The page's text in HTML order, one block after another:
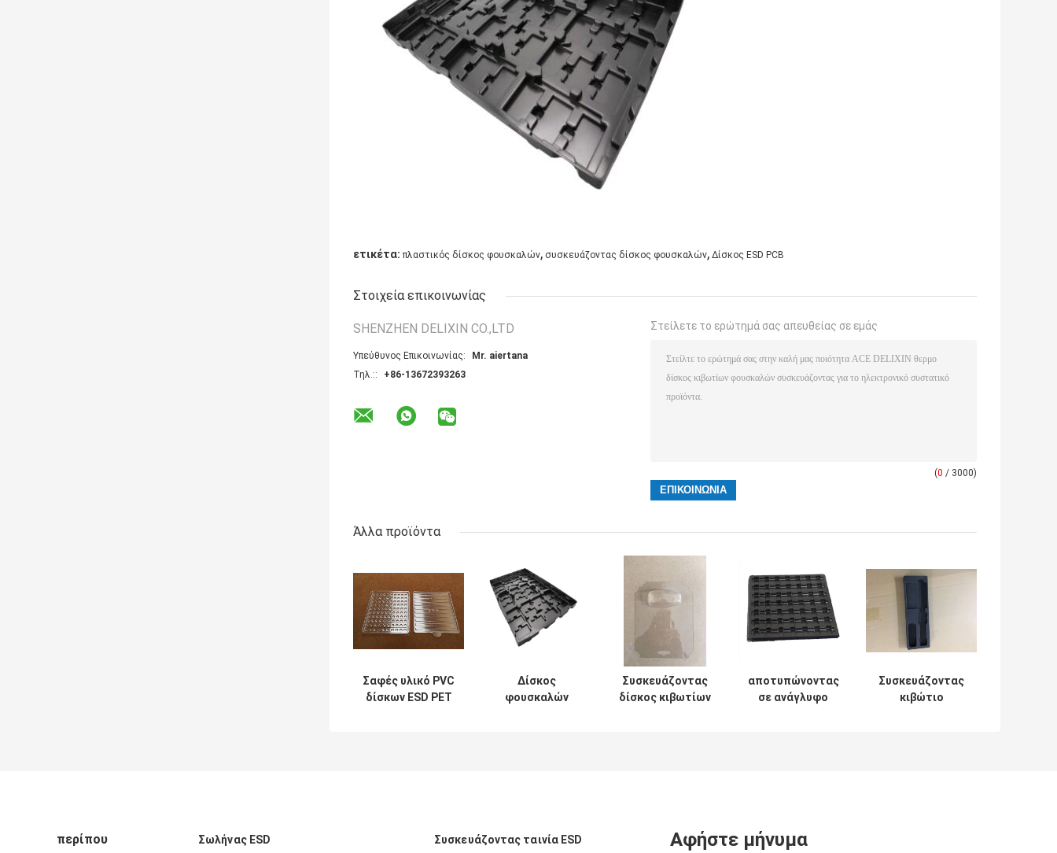
ετικέτα: πλαστικός δίσκος φουσκαλών, συσκευάζοντας δίσκος φουσκαλών, Δίσκος ESD PCB
Στοιχεία επικοινωνίας
SHENZHEN DELIXIN CO.,LTD
Υπεύθυνος Επικοινωνίας:
Mr. aiertana
Τηλ.::
+86-13672393263
Στείλετε το ερώτημά σας απευθείας σε εμάς
(0 / 3000)
Άλλα προϊόντα
Σαφές υλικό PVC
δίσκων ESD PET
Δίσκος
φουσκαλών
Συσκευάζοντας
δίσκος κιβωτίων
αποτυπώνοντας
σε ανάγλυφο
Συσκευάζοντας
κιβώτιο
περίπου Σωλήνας ESD Συσκευάζοντας ταινία ESD Αφήστε μήνυμα